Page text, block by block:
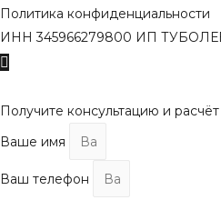
Политика конфиденциальности
ИНН 345966279800 ИП
Получите консультацию и
Ваше имя
Ваш телефон